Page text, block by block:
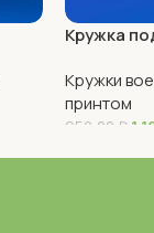
Кружка
Кружки
принтом
950,00 ₽ 1
В Корзину